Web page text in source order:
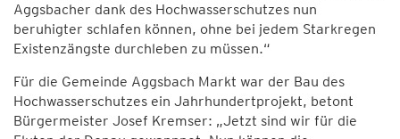
Aggsbacher dank des Hochwasserschutzes nun
beruhigter schlafen können, ohne bei jedem Starkregen
Existenzängste durchleben zu müssen.“
Für die Gemeinde Aggsbach Markt war der Bau des
Hochwasserschutzes ein Jahrhundertprojekt, betont
Bürgermeister Josef Kremser: „Jetzt sind wir für die